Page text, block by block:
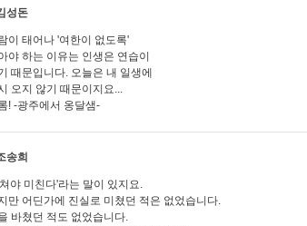
성돈
이 태어나 '여한이 없도록'
야 하는 이유는 인생은 연습이
때문입니다. 오늘은 내 일생에
오지 않기 때문이지요...
! -광주에서 옹달샘-
송희
야 미친다'라는 말이 있지요.
만 어딘가에 진실로 미쳤던 적은 없었습니다.
바쳤던 적도 없었습니다.